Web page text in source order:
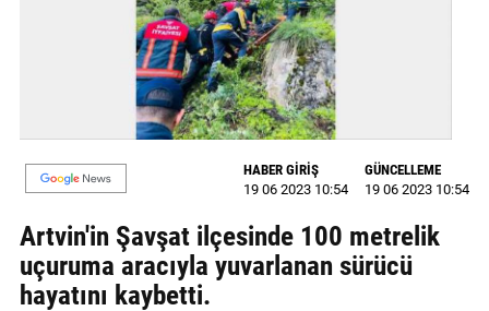
YAZARLAR
BİZE
Künye
İletişim
HABER GİRİŞ
19 06 2023 10:54
GÜNCELLEME
19 06 2023 10:54
Artvin'in Şavşat ilçesinde 100 metrelik
uçuruma aracıyla yuvarlanan sürücü
hayatını kaybetti.